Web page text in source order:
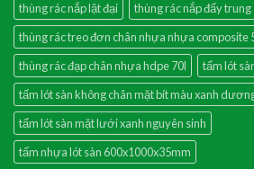
thùng rác nắp lật đại
thùng rác nắp đẩy trung
thùng rác treo đơn chân nhựa nhựa composite
thùng rác đạp chân nhựa hdpe 70l
tấm lót
tấm lót sàn không chân mặt bít màu xanh
tấm lót sàn mặt lưới xanh nguyên sinh
tấm nhựa lót sàn 600x1000x35mm